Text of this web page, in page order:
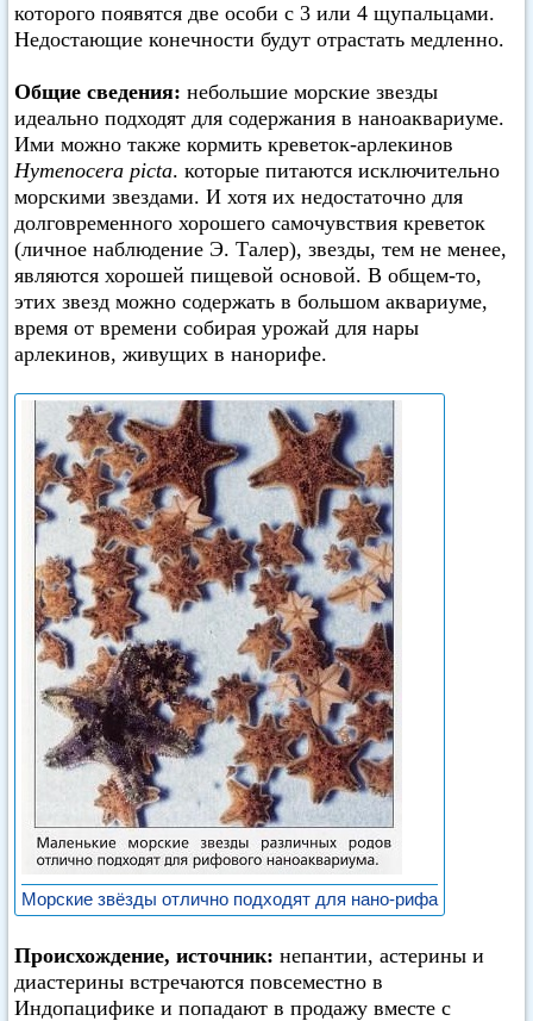
которого появятся две особи с 3 или 4 щупальцами.
Недостающие конечности будут отрастать медленно.
Общие сведения: небольшие морские звезды
идеально подходят для содержания в наноаквариуме.
Ими можно также кормить креветок-арлекинов
Hymenocera picta. которые питаются исключительно
морскими звездами. И хотя их недостаточно для
долговременного хорошего самочувствия креветок
(личное наблюдение Э. Талер), звезды, тем не менее,
являются хорошей пищевой основой. В общем-то,
этих звезд можно содержать в большом аквариуме,
время от времени собирая урожай для нары
арлекинов, живущих в нанорифе.
Морские звёзды отлично подходят для нано-рифа
Происхождение, источник: непантии, астерины и
диастерины встречаются повсеместно в
Индопацифике и попадают в продажу вместе с